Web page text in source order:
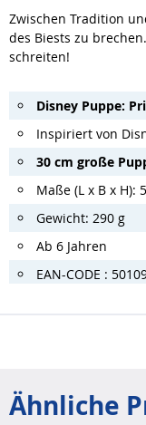
Zwischen Tradition
des Biests zu
schreiten!
Disney Puppe:
Inspiriert von
30 cm große
Maße (L x B x H):
Gewicht: 290 g
Ab 6 Jahren
EAN-CODE :
Ähnliche